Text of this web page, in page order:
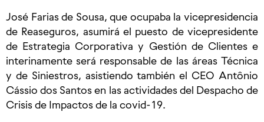
José Farias de Sousa, que ocupaba la vicepresidencia
de Reaseguros, asumirá el puesto de vicepresidente
de Estrategia Corporativa y Gestión de Clientes e
interinamente será responsable de las áreas Técnica
y de Siniestros, asistiendo también el CEO Antônio
Cássio dos Santos en las actividades del Despacho de
Crisis de Impactos de la covid-19.